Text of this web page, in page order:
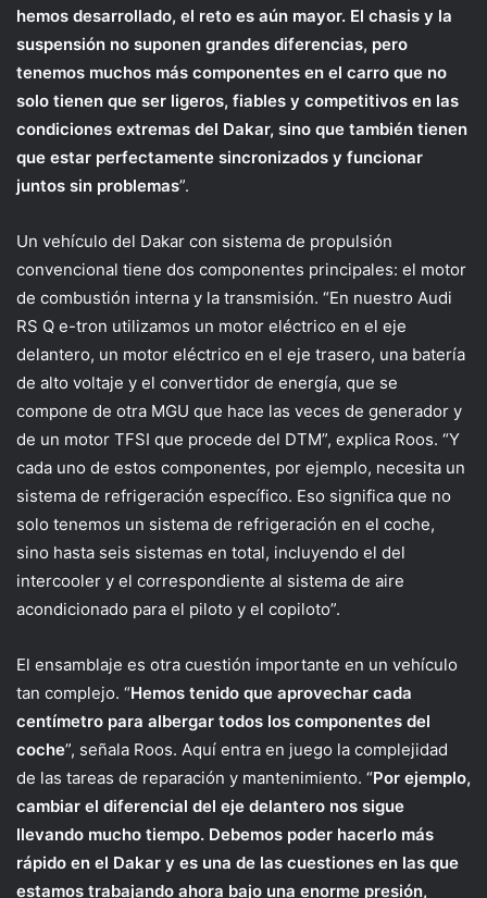
hemos desarrollado, el reto es aún mayor. El chasis y la
suspensión no suponen grandes diferencias, pero
tenemos muchos más componentes en el carro que no
solo tienen que ser ligeros, fiables y competitivos en las
condiciones extremas del Dakar, sino que también tienen
que estar perfectamente sincronizados y funcionar
juntos sin problemas”.
Un vehículo del Dakar con sistema de propulsión
convencional tiene dos componentes principales: el motor
de combustión interna y la transmisión. “En nuestro Audi
RS Q e-tron utilizamos un motor eléctrico en el eje
delantero, un motor eléctrico en el eje trasero, una batería
de alto voltaje y el convertidor de energía, que se
compone de otra MGU que hace las veces de generador y
de un motor TFSI que procede del DTM”, explica Roos. “Y
cada uno de estos componentes, por ejemplo, necesita un
sistema de refrigeración específico. Eso significa que no
solo tenemos un sistema de refrigeración en el coche,
sino hasta seis sistemas en total, incluyendo el del
intercooler y el correspondiente al sistema de aire
acondicionado para el piloto y el copiloto”.
El ensamblaje es otra cuestión importante en un vehículo
tan complejo. “Hemos tenido que aprovechar cada
centímetro para albergar todos los componentes del
coche”, señala Roos. Aquí entra en juego la complejidad
de las tareas de reparación y mantenimiento. “Por ejemplo,
cambiar el diferencial del eje delantero nos sigue
llevando mucho tiempo. Debemos poder hacerlo más
rápido en el Dakar y es una de las cuestiones en las que
estamos trabajando ahora bajo una enorme presión,